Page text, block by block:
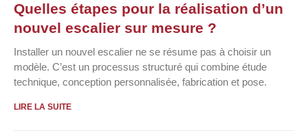
Quelles étapes pour la réalisation d’un
nouvel escalier sur mesure ?
Installer un nouvel escalier ne se résume pas à choisir un
modèle. C’est un processus structuré qui combine étude
technique, conception personnalisée, fabrication et pose.
LIRE LA SUITE